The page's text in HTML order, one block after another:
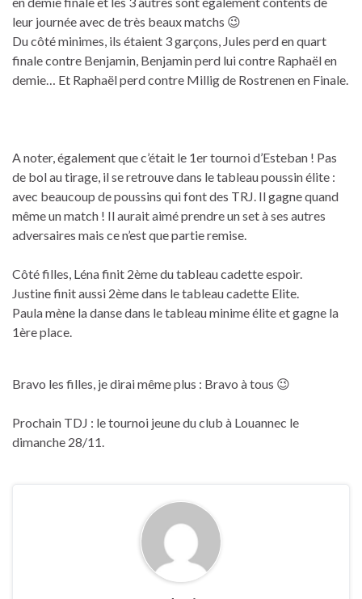
leur journée avec de très beaux matchs 😉
Du côté minimes, ils étaient 3 garçons, Jules perd en quart
finale contre Benjamin, Benjamin perd lui contre Raphaël en
demie… Et Raphaël perd contre Millig de Rostrenen en Finale.
A noter, également que c’était le 1er tournoi d’Esteban ! Pas
de bol au tirage, il se retrouve dans le tableau poussin élite :
avec beaucoup de poussins qui font des TRJ. Il gagne quand
même un match ! Il aurait aimé prendre un set à ses autres
adversaires mais ce n’est que partie remise.
Côté filles, Léna finit 2ème du tableau cadette espoir.
Justine finit aussi 2ème dans le tableau cadette Elite.
Paula mène la danse dans le tableau minime élite et gagne la
1ère place.
Bravo les filles, je dirai même plus : Bravo à tous 😉
Prochain TDJ : le tournoi jeune du club à Louannec le
dimanche 28/11.